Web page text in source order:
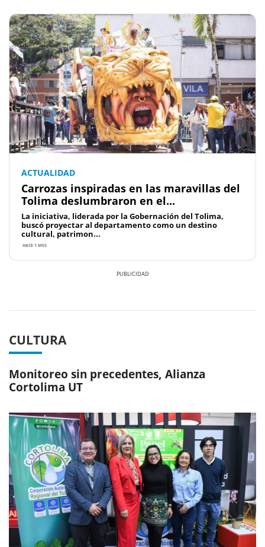
ACTUALIDAD
Carrozas inspiradas en las maravillas del
Tolima deslumbraron en el...
La iniciativa, liderada por la Gobernación del Tolima,
buscó proyectar al departamento como un destino
cultural, patrimon...
HACE 1 MES
CULTURA
Monitoreo sin precedentes, Alianza
Cortolima UT